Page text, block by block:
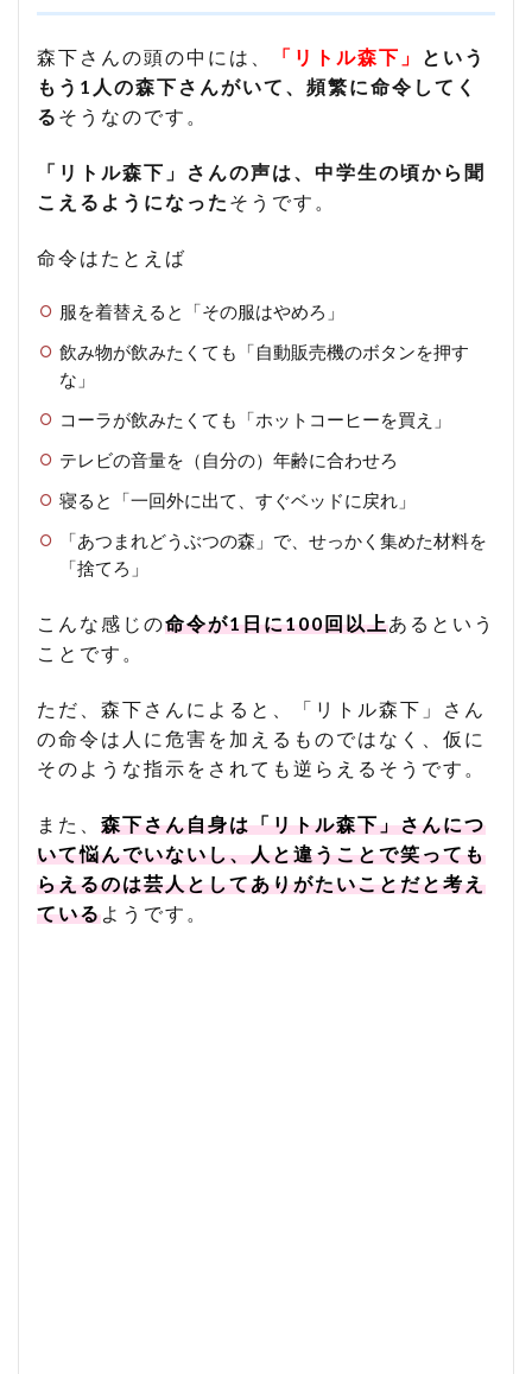
森下さんの頭の中には、 「リトル森下」
という
もう1人の森下さんがいて、頻繁に命令してく
る そうなのです。
「リトル森下」さんの声は、中学生の頃から聞
こえるようになった そうです。
命令はたとえば
服を着替えると「その服はやめろ」
飲み物が飲みたくても「自動販売機のボタンを押す
な」
コーラが飲みたくても「ホットコーヒーを買え」
テレビの音量を（自分の）年齢に合わせろ
寝ると「一回外に出て、すぐベッドに戻れ」
「あつまれどうぶつの森」で、せっかく集めた材料を
「捨てろ」
こんな感じの命令が1日に100回以上あるという
ことです。
ただ、森下さんによると、「リトル森下」さん
の命令は人に危害を加えるものではなく、仮に
そのような指示をされても逆らえるそうです。
また、 森下さん自身は「リトル森下」さんにつ
いて悩んでいないし、人と違うことで笑っても
らえるのは芸人としてありがたいことだと考え
ているようです。